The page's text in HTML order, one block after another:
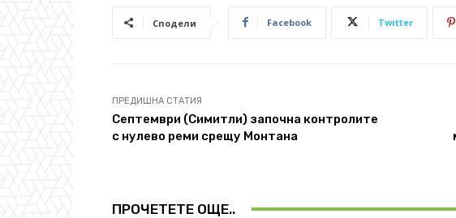
Сподели Facebook Twitter
ПРЕДИШНА СТАТИЯ
Септември (Симитли) започна контролите
с нулево реми срещу Монтана
ПРОЧЕТЕТЕ ОЩЕ..